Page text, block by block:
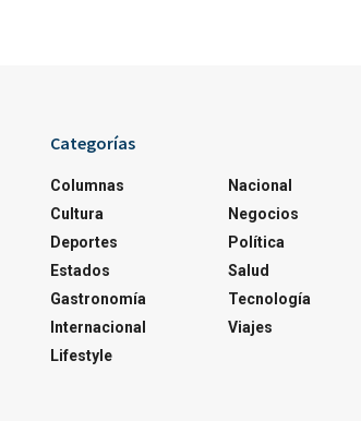
Categorías
Columnas
Cultura
Deportes
Estados
Gastronomía
Internacional
Lifestyle
Nacional
Negocios
Política
Salud
Tecnología
Viajes